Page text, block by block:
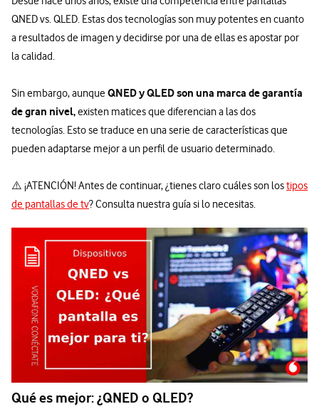
QNED vs. QLED. Estas dos tecnologías son muy potentes en cuanto
a resultados de imagen y decidirse por una de ellas es apostar por
la calidad.
Sin embargo, aunqueQNED y QLED son una marca de garantía
de gran nivel,existen matices que diferencian a las dos
tecnologías. Esto se traduce en una serie de características que
pueden adaptarse mejor a un perfil de usuario determinado.
⚠️ ¡ATENCIÓN! Antes de continuar, ¿tienes claro cuáles son lostipos
de pantallas de tv? Consulta nuestra guía si lo necesitas.
Qué es mejor: ¿QNED o QLED?